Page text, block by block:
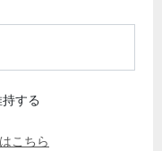
する
こちら